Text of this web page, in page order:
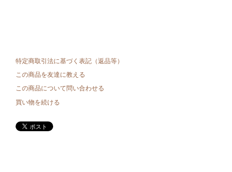
特定商取引法に基づく表記（返品等）
この商品を友達に教える
この商品について問い合わせる
買い物を続ける